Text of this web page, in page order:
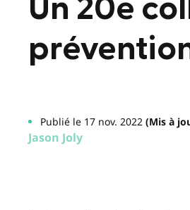
Un 20e
Publié le 17 nov. 2022 (Mis à
Jason Joly